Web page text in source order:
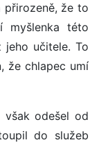
přirozeně, že to
myšlenka této
jeho učitele. To
že chlapec umí
však odešel od
do služeb